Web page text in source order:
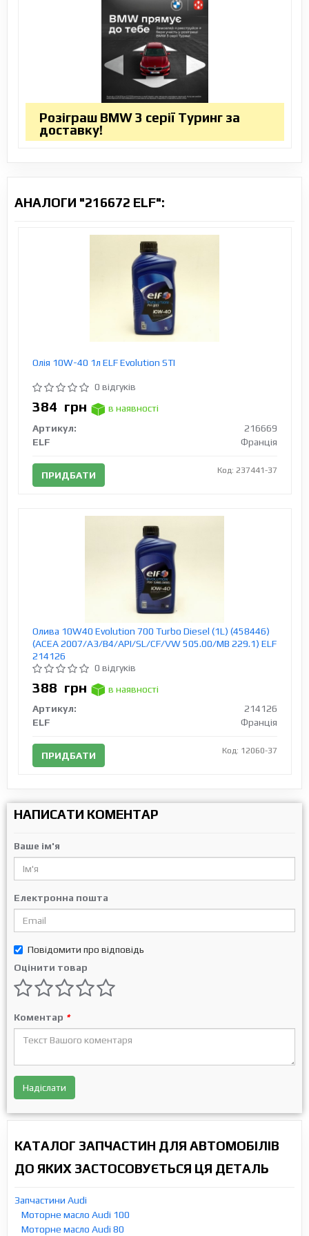
Розіграш BMW 3 серії Туринг за
доставку!
АНАЛОГИ "216672 ELF":
Олія 10W-40 1л ELF Evolution STI
0 відгуків
384 грн
в наявності
Артикул:
216669
ELF
Франція
ПРИДБАТИ Код: 237441-37
Олива 10W40 Evolution 700 Turbo Diesel (1L) (458446)
(ACEA 2007/A3/B4/API/SL/CF/VW 505.00/MB 229.1) ELF
214126
0 відгуків
388 грн
в наявності
Артикул:
214126
ELF
Франція
ПРИДБАТИ Код: 12060-37
НАПИСАТИ КОМЕНТАР
Ваше ім'я
Електронна пошта
Повідомити про відповідь
Оцінити товар
Коментар *
Надіслати
КАТАЛОГ ЗАПЧАСТИН ДЛЯ АВТОМОБІЛІВ
ДО ЯКИХ ЗАСТОСОВУЄТЬСЯ ЦЯ ДЕТАЛЬ
Запчастини Audi
Моторне масло Audi 100
Моторне масло Audi 80